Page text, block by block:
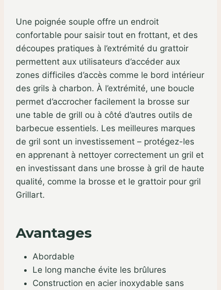
Une poignée souple offre un endroit
confortable pour saisir tout en frottant, et des
découpes pratiques à l’extrémité du grattoir
permettent aux utilisateurs d’accéder aux
zones difficiles d’accès comme le bord intérieur
des grils à charbon. À l’extrémité, une boucle
permet d’accrocher facilement la brosse sur
une table de grill ou à côté d’autres outils de
barbecue essentiels. Les meilleures marques
de gril sont un investissement – protégez-les
en apprenant à nettoyer correctement un gril et
en investissant dans une brosse à gril de haute
qualité, comme la brosse et le grattoir pour gril
Grillart.
Avantages
Abordable
Le long manche évite les brûlures
Construction en acier inoxydable sans